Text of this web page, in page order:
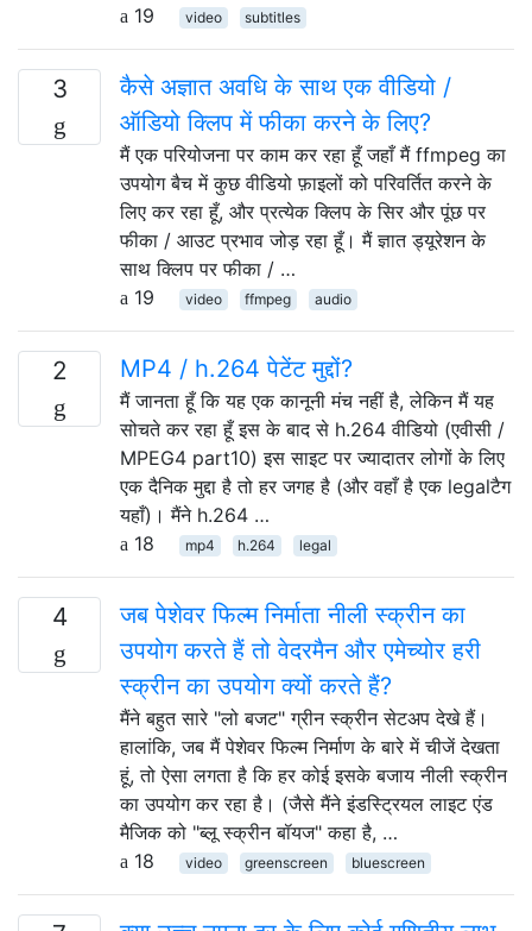
19
video subtitles
3
कैसे अज्ञात अवधि के साथ एक वीडियो /
ऑडियो क्लिप में फीका करने के लिए?
मैं एक परियोजना पर काम कर रहा हूँ जहाँ मैं ffmpeg का
उपयोग बैच में कुछ वीडियो फ़ाइलों को परिवर्तित करने के
लिए कर रहा हूँ, और प्रत्येक क्लिप के सिर और पूंछ पर
फीका / आउट प्रभाव जोड़ रहा हूँ। मैं ज्ञात ड्यूरेशन के
साथ क्लिप पर फीका / …
19
video ffmpeg audio
2 MP4 / h.264 पेटेंट मुद्दों?
मैं जानता हूँ कि यह एक कानूनी मंच नहीं है, लेकिन मैं यह
सोचते कर रहा हूँ इस के बाद से h.264 वीडियो (एवीसी /
MPEG4 part10) इस साइट पर ज्यादातर लोगों के लिए
एक दैनिक मुद्दा है तो हर जगह है (और वहाँ है एक legalटैग
यहाँ)। मैंने h.264 …
18
mp4 h.264 legal
4
जब पेशेवर फिल्म निर्माता नीली स्क्रीन का
उपयोग करते हैं तो वेदरमैन और एमेच्योर हरी
स्क्रीन का उपयोग क्यों करते हैं?
मैंने बहुत सारे "लो बजट" ग्रीन स्क्रीन सेटअप देखे हैं।
हालांकि, जब मैं पेशेवर फिल्म निर्माण के बारे में चीजें देखता
हूं, तो ऐसा लगता है कि हर कोई इसके बजाय नीली स्क्रीन
का उपयोग कर रहा है। (जैसे मैंने इंडस्ट्रियल लाइट एंड
मैजिक को "ब्लू स्क्रीन बॉयज" कहा है, …
18
video greenscreen bluescreen